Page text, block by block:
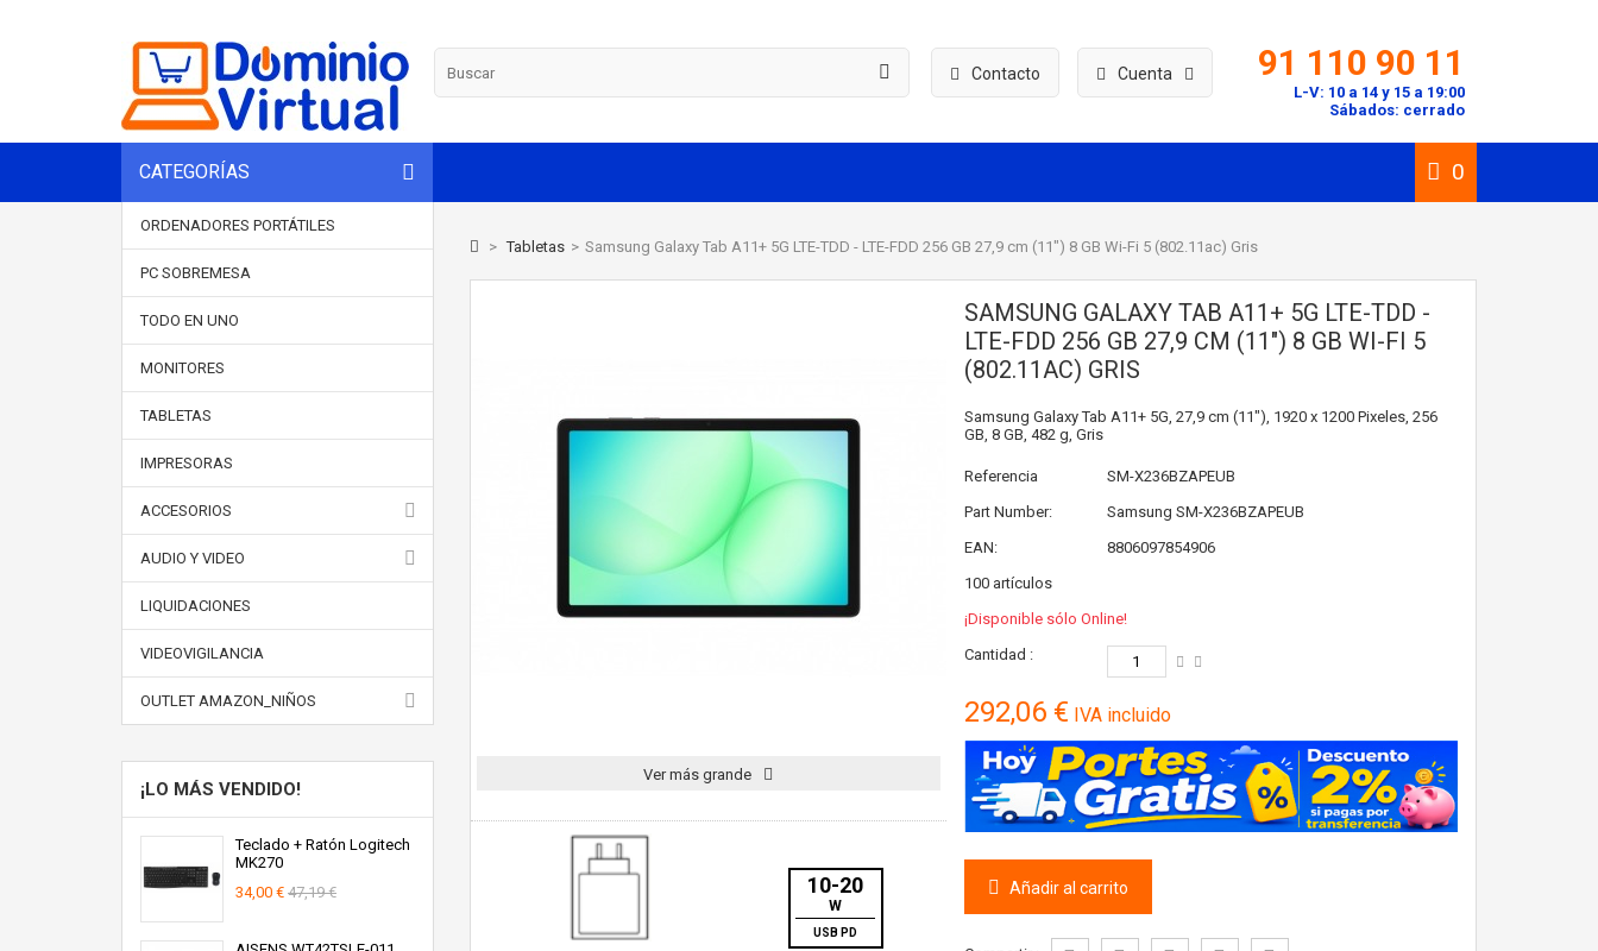
Cuenta
Contacto 91 110 90 11
L-V: 10 a 14 y 15 a 19:00
Sábados: cerrado
CATEGORÍAS 0
ORDENADORES PORTÁTILES
PC SOBREMESA
TODO EN UNO
MONITORES
TABLETAS
IMPRESORAS
ACCESORIOS
AUDIO Y VIDEO
LIQUIDACIONES
VIDEOVIGILANCIA
OUTLET AMAZON_NIÑOS
¡LO MÁS VENDIDO!
Teclado + Ratón Logitech
MK270
34,00 € 47,19 €
> Tabletas > Samsung Galaxy Tab A11+ 5G LTE-TDD - LTE-FDD 256 GB 27,9 cm (11") 8 GB Wi-Fi 5 (802.11ac) Gris
Ver más grande
10-20
W
USB PD
SAMSUNG GALAXY TAB A11+ 5G LTE-TDD -
LTE-FDD 256 GB 27,9 CM (11") 8 GB WI-FI 5
(802.11AC) GRIS
Samsung Galaxy Tab A11+ 5G, 27,9 cm (11"), 1920 x 1200 Pixeles, 256
GB, 8 GB, 482 g, Gris
Referencia
SM-X236BZAPEUB
Part Number:
Samsung SM-X236BZAPEUB
EAN:
8806097854906
100 artículos
¡Disponible sólo Online!
Cantidad :
292,06 € IVA incluido
Añadir al carrito